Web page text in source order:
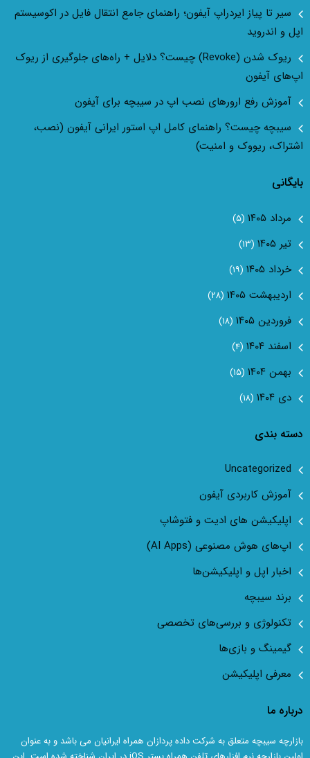
سیر تا پیاز ایردراپ آیفون؛ راهنمای جامع انتقال فایل در اکوسیستم
اپل و اندروید
ریوک شدن (Revoke) چیست؟ دلایل + راه‌های جلوگیری از ریوک
اپ‌های آیفون
آموزش رفع ارور‌های نصب اپ در سیبچه برای آیفون
سیبچه چیست؟ راهنمای کامل اپ استور ایرانی آیفون (نصب،
اشتراک، ریووک و امنیت)
بایگانی
مرداد ۱۴۰۵ (۵)
تیر ۱۴۰۵ (۱۳)
خرداد ۱۴۰۵ (۱۹)
اردیبهشت ۱۴۰۵ (۲۸)
فروردین ۱۴۰۵ (۱۸)
اسفند ۱۴۰۴ (۴)
بهمن ۱۴۰۴ (۱۵)
دی ۱۴۰۴ (۱۸)
دسته بندی
Uncategorized
آموزش کاربردی آیفون
اپلیکیشن های ادیت و فتوشاپ
اپ‌های هوش مصنوعی (AI Apps)
اخبار اپل و اپلیکیشن‌ها
برند سیبچه
تکنولوژی و بررسی‌های تخصصی
گیمینگ و بازی‌ها
معرفی اپلیکیشن
درباره ما
بازارچه سیبچه متعلق به شرکت داده پردازان همراه ایرانیان می باشد و به عنوان